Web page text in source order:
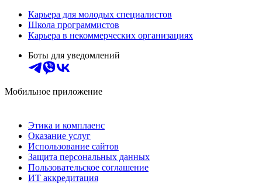
Карьера для молодых специалистов
Школа программистов
Карьера в некоммерческих организациях
Боты для уведомлений
Мобильное приложение
Этика и комплаенс
Оказание услуг
Использование сайтов
Защита персональных данных
Пользовательское соглашение
ИТ аккредитация